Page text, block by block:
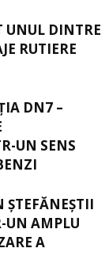
UNUL DINTRE
RUTIERE
DN7 –
UN SENS
ŞTEFĂNEŞTII
UN AMPLU
A